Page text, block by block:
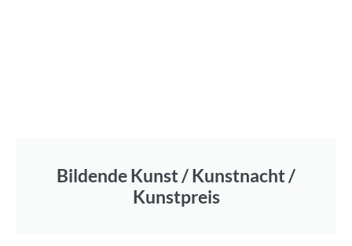
Bildende Kunst / Kunstnacht /
Kunstpreis